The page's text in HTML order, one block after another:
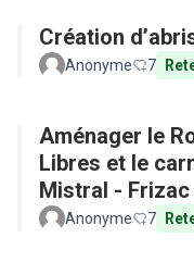
Création
Anonyme 7
Aménager le
Libres et le
Mistral -
Anonyme 7